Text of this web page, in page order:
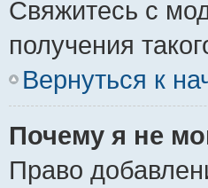
Свяжитесь с
получения
Вернуться к
Почему я не
Право